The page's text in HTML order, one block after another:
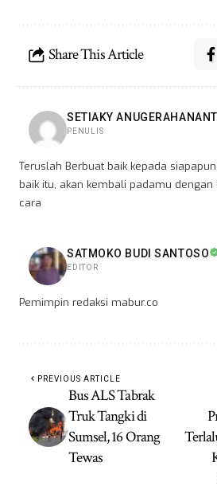
Share This Article
SETIAKY
PENULIS
Teruslah Berbuat baik kepada
baik itu, akan kembali padamu dengan
cara
SATMOKO BUDI SANTOSO
EDITOR
Pemimpin redaksi mabur.co
PREVIOUS ARTICLE
Bus ALS Tabrak
Truk Tangki di
Sumsel, 16 Orang
Tewas